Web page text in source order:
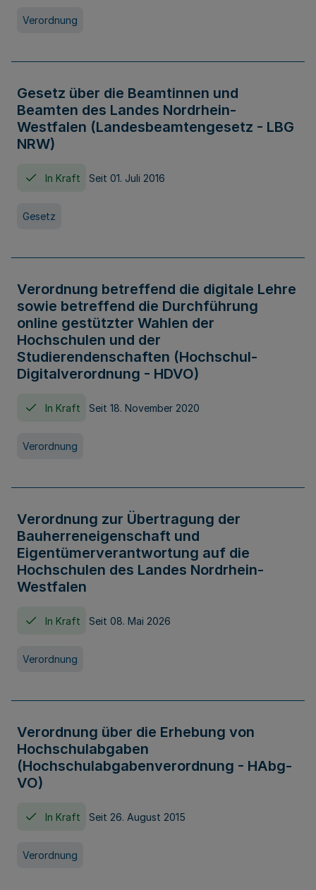
Verordnung
Gesetz über die Beamtinnen und
Beamten des Landes Nordrhein-
Westfalen (Landesbeamtengesetz - LBG
NRW)
In Kraft Seit 01. Juli 2016
Gesetz
Verordnung betreffend die digitale Lehre
sowie betreffend die Durchführung
online gestützter Wahlen der
Hochschulen und der
Studierendenschaften (Hochschul-
Digitalverordnung - HDVO)
In Kraft Seit 18. November 2020
Verordnung
Verordnung zur Übertragung der
Bauherreneigenschaft und
Eigentümerverantwortung auf die
Hochschulen des Landes Nordrhein-
Westfalen
In Kraft Seit 08. Mai 2026
Verordnung
Verordnung über die Erhebung von
Hochschulabgaben
(Hochschulabgabenverordnung - HAbg-
VO)
In Kraft Seit 26. August 2015
Verordnung